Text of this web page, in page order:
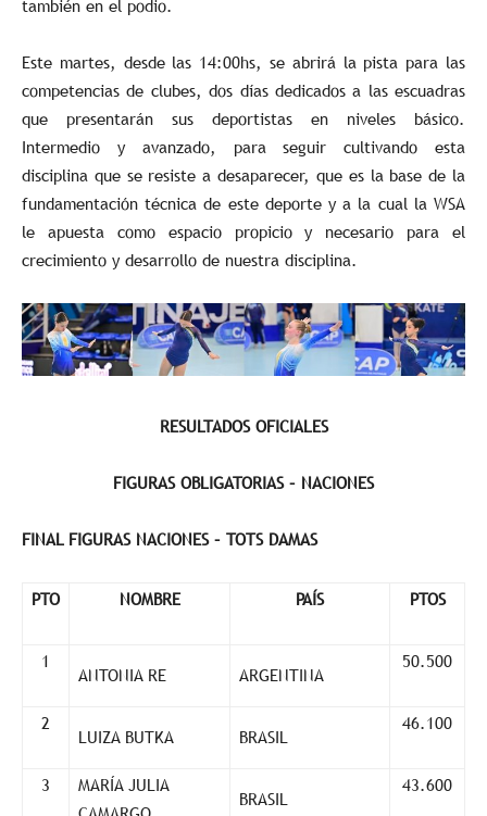
también en el podio.
Este martes, desde las 14:00hs, se abrirá la pista para las
competencias de clubes, dos días dedicados a las escuadras
que presentarán sus deportistas en niveles básico.
Intermedio y avanzado, para seguir cultivando esta
disciplina que se resiste a desaparecer, que es la base de la
fundamentación técnica de este deporte y a la cual la WSA
le apuesta como espacio propicio y necesario para el
crecimiento y desarrollo de nuestra disciplina.
RESULTADOS OFICIALES
FIGURAS OBLIGATORIAS – NACIONES
FINAL FIGURAS NACIONES – TOTS DAMAS
PTO NOMBRE PAÍS PTOS
1
ANTONIA RE ARGENTINA
50.500
2
LUIZA BUTKA BRASIL
46.100
3
MARÍA JULIA
BRASIL
43.600